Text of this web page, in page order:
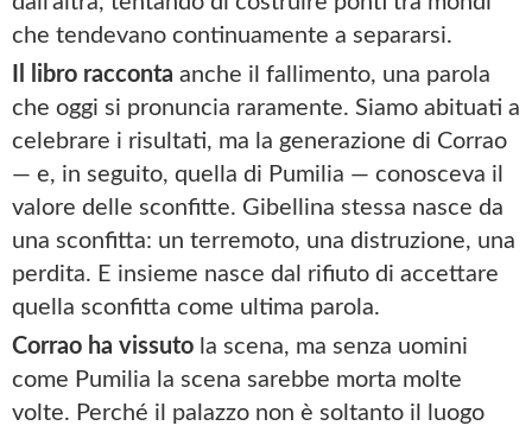
che tendevano continuamente a separarsi.
Il libro racconta anche il fallimento, una parola
che oggi si pronuncia raramente. Siamo abituati a
celebrare i risultati, ma la generazione di Corrao
— e, in seguito, quella di Pumilia — conosceva il
valore delle sconfitte. Gibellina stessa nasce da
una sconfitta: un terremoto, una distruzione, una
perdita. E insieme nasce dal rifiuto di accettare
quella sconfitta come ultima parola.
Corrao ha vissuto la scena, ma senza uomini
come Pumilia la scena sarebbe morta molte
volte. Perché il palazzo non è soltanto il luogo